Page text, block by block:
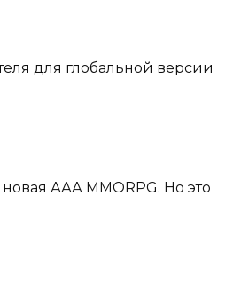
для глобальной версии
ААА MMORPG. Но это